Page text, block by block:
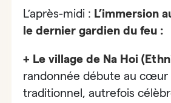
L’après-midi : L’immersion
le dernier gardien du feu :
+ Le village de Na Hoi
randonnée débute au cœur
traditionnel, autrefois